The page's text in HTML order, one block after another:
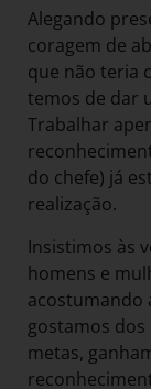
Alegando
coragem de
que não teria
temos de dar
Trabalhar
do chefe) já
realização.
Insistimos às
homens e
acostumando
gostamos
metas,